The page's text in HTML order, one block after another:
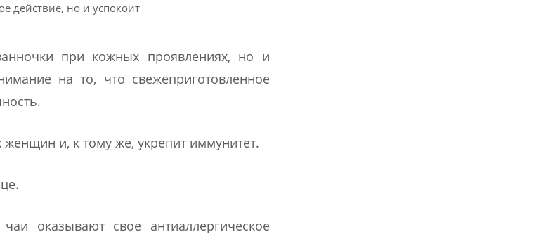
действие, но и успокоит
при кожных проявлениях, но и
на то, что свежеприготовленное
и, к тому же, укрепит иммунитет.
оказывают свое антиаллергическое